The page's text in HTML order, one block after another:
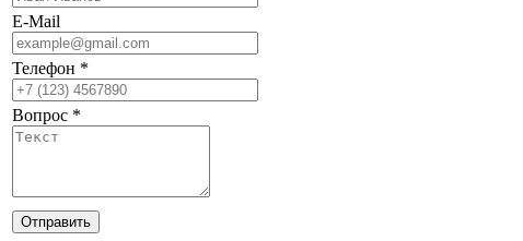
E-Mail
Телефон *
Вопрос *